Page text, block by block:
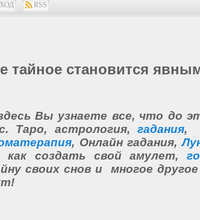
RSS
тайное становится
Вы узнаете все, что до
Таро, астрология, гадания
, Онлайн гадания,
как создать свой амулет,
своих снов и многое